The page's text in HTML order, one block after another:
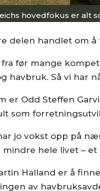
hovedfokus er alt
delen handlet om
fra før mange
havbruk. Så vi har
er Odd Steffen
som
jo vokst opp på
hele livet –
Halland er å
av